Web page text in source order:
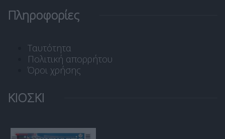
Πληροφορίες
Ταυτότητα
Πολιτική απορρήτου
Όροι χρήσης
ΚΙΟΣΚΙ